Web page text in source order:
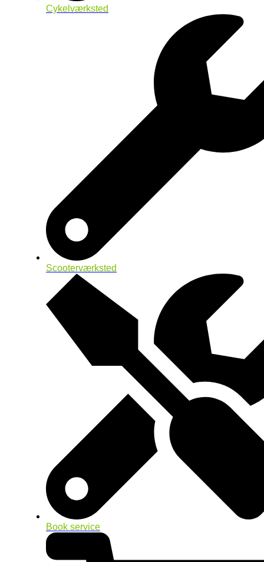
Cykelværksted
Scooterværksted
Book service